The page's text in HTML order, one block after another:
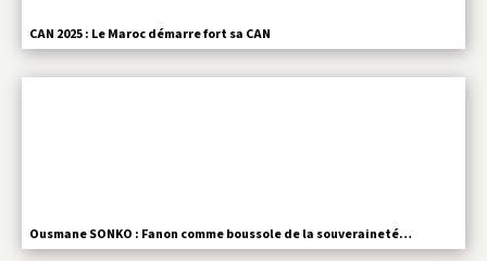
CAN 2025 : Le Maroc démarre fort sa CAN
Ousmane SONKO : Fanon comme boussole de la souveraineté…